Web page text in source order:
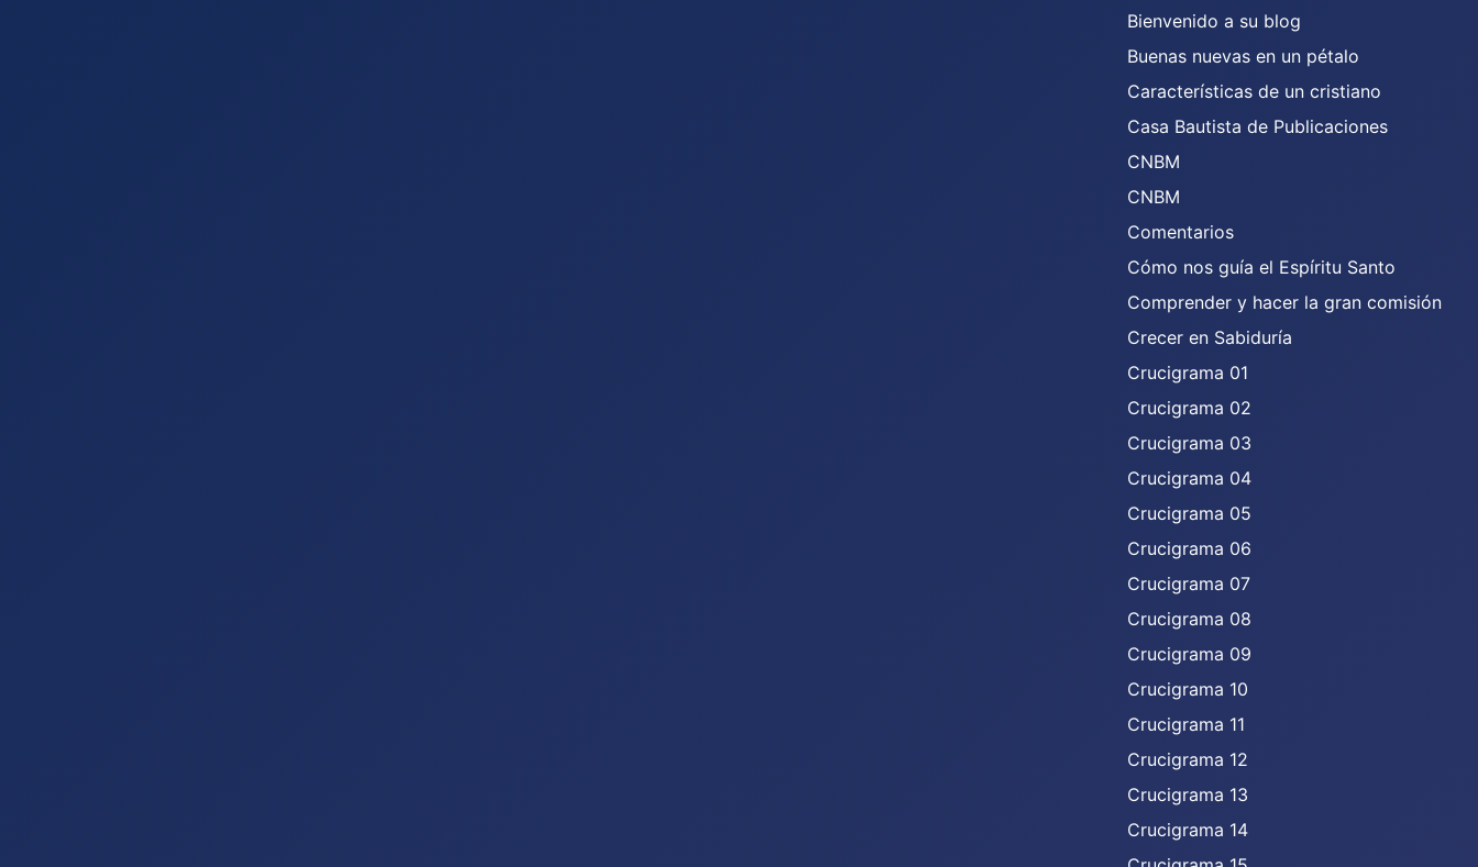
Bienvenido a su blog
Buenas nuevas en un pétalo
Características de un cristiano
Casa Bautista de Publicaciones
CNBM
CNBM
Comentarios
Cómo nos guía el Espíritu Santo
Comprender y hacer la gran comisión
Crecer en Sabiduría
Crucigrama 01
Crucigrama 02
Crucigrama 03
Crucigrama 04
Crucigrama 05
Crucigrama 06
Crucigrama 07
Crucigrama 08
Crucigrama 09
Crucigrama 10
Crucigrama 11
Crucigrama 12
Crucigrama 13
Crucigrama 14